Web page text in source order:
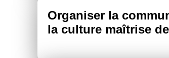
Organiser la
la culture maîtrise